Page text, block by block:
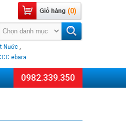
(0)
Nước ,
ebara
0982.339.350